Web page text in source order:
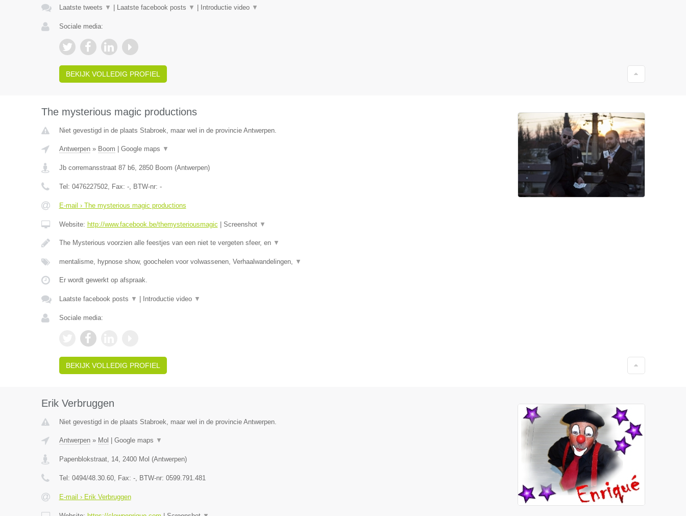
Laatste tweets ▼ Laatste facebook posts ▼ Introductie video ▼
Sociale media:
BEKIJK VOLLEDIG PROFIEL
The mysterious magic productions
Niet gevestigd in de plaats Stabroek, maar wel in de provincie Antwerpen.
Antwerpen» Boom Google maps ▼
Jb corremansstraat 87 b6, 2850 Boom (Antwerpen)
Tel: 0476227502, Fax: -, BTW-nr: -
E-mail › The mysterious magic productions
Website: http://www.facebook.be/themysteriousmagic Screenshot ▼
The Mysterious voorzien alle feestjes van een niet te vergeten sfeer, en ▼
mentalisme, hypnose show, goochelen voor volwassenen, Verhaalwandelingen, ▼
Er wordt gewerkt op afspraak.
Laatste facebook posts ▼ Introductie video ▼
Sociale media:
BEKIJK VOLLEDIG PROFIEL
Erik Verbruggen
Niet gevestigd in de plaats Stabroek, maar wel in de provincie Antwerpen.
Antwerpen» Mol Google maps ▼
Papenblokstraat, 14, 2400 Mol (Antwerpen)
Tel: 0494/48.30.60, Fax: -, BTW-nr: 0599.791.481
E-mail › Erik Verbruggen